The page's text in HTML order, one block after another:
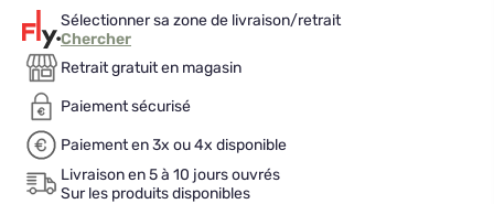
Sélectionner sa zone de livraison/retrait
Chercher
Retrait gratuit en magasin
Paiement sécurisé
Paiement en 3x ou 4x disponible
Livraison en 5 à 10 jours ouvrés
Sur les produits disponibles